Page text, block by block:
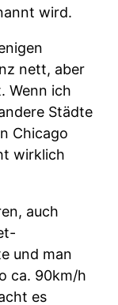
wird.
nett, aber
Wenn ich
Städte
Chicago
wirklich
auch
und man
ca. 90km/h
es